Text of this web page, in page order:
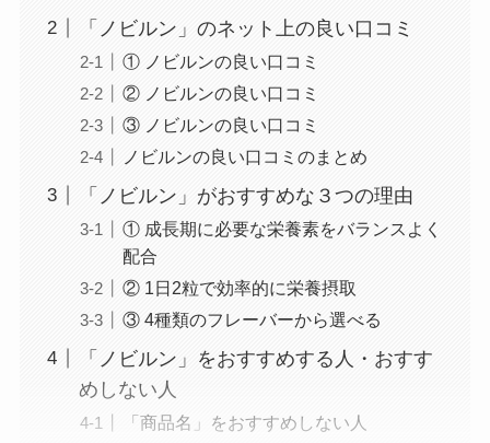
「ノビルン」のネット上の良い口コミ
① ノビルンの良い口コミ
② ノビルンの良い口コミ
③ ノビルンの良い口コミ
ノビルンの良い口コミのまとめ
「ノビルン」がおすすめな３つの理由
① 成長期に必要な栄養素をバランスよく
配合
② 1日2粒で効率的に栄養摂取
③ 4種類のフレーバーから選べる
「ノビルン」をおすすめする人・おすす
めしない人
「商品名」をおすすめしない人